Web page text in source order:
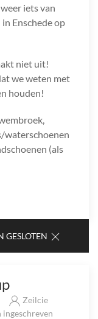
iets van
Enschede op
niet uit!
we weten met
houden!
waterschoenen
(als
GESLOTEN
Zeilcie
ingeschreven